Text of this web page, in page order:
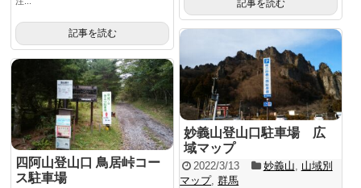
記事を読む
記事を読む
妙義山登山口駐車場 広
域マップ
2022/3/13 妙義山
山域別
マップ,群馬
四阿山登山口 鳥居峠コー
ス駐車場